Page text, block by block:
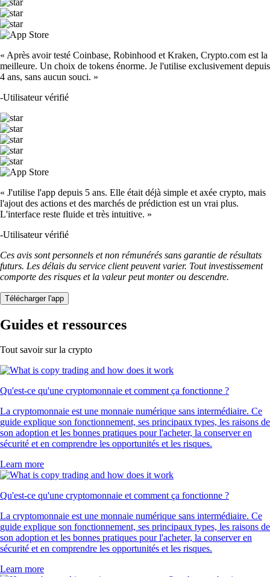
« Après avoir testé Coinbase, Robinhood et Kraken, Crypto.com est la
meilleure. Un choix de tokens énorme. Je l'utilise exclusivement depuis
4 ans, sans aucun souci. »
-Utilisateur vérifié
« J'utilise l'app depuis 5 ans. Elle était déjà simple et axée crypto, mais
l'ajout des actions et des marchés de prédiction est un vrai plus.
L'interface reste fluide et très intuitive. »
-Utilisateur vérifié
Ces avis sont personnels et non rémunérés sans garantie de résultats
futurs. Les délais du service client peuvent varier. Tout investissement
comporte des risques et la valeur peut monter ou descendre.
Télécharger l'app
Guides et ressources
Tout savoir sur la crypto
Qu'est-ce qu'une cryptomonnaie et comment ça fonctionne ?
La cryptomonnaie est une monnaie numérique sans intermédiaire. Ce
guide explique son fonctionnement, ses principaux types, les raisons de
son adoption et les bonnes pratiques pour l'acheter, la conserver en
sécurité et en comprendre les opportunités et les risques.
Learn more
Qu'est-ce qu'une cryptomonnaie et comment ça fonctionne ?
La cryptomonnaie est une monnaie numérique sans intermédiaire. Ce
guide explique son fonctionnement, ses principaux types, les raisons de
son adoption et les bonnes pratiques pour l'acheter, la conserver en
sécurité et en comprendre les opportunités et les risques.
Learn more